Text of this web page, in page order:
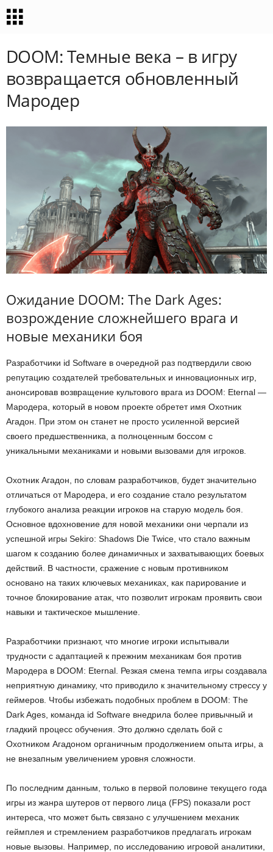
DOOM: Темные века – в игру
возвращается обновленный
Мародер
Ожидание DOOM: The Dark Ages:
возрождение сложнейшего врага и
новые механики боя
Разработчики id Software в очередной раз подтвердили свою
репутацию создателей требовательных и инновационных игр,
анонсировав возвращение культового врага из DOOM: Eternal —
Мародера, который в новом проекте обретет имя Охотник
Агадон. При этом он станет не просто усиленной версией
своего предшественника, а полноценным боссом с
уникальными механиками и новыми вызовами для игроков.
Охотник Агадон, по словам разработчиков, будет значительно
отличаться от Мародера, и его создание стало результатом
глубокого анализа реакции игроков на старую модель боя.
Основное вдохновение для новой механики они черпали из
успешной игры Sekiro: Shadows Die Twice, что стало важным
шагом к созданию более динамичных и захватывающих боевых
действий. В частности, сражение с новым противником
основано на таких ключевых механиках, как парирование и
точное блокирование атак, что позволит игрокам проявить свои
навыки и тактическое мышление.
Разработчики признают, что многие игроки испытывали
трудности с адаптацией к прежним механикам боя против
Мародера в DOOM: Eternal. Резкая смена темпа игры создавала
неприятную динамику, что приводило к значительному стрессу у
геймеров. Чтобы избежать подобных проблем в DOOM: The
Dark Ages, команда id Software внедрила более привычный и
гладкий процесс обучения. Это должно сделать бой с
Охотником Агадоном органичным продолжением опыта игры, а
не внезапным увеличением уровня сложности.
По последним данным, только в первой половине текущего года
игры из жанра шутеров от первого лица (FPS) показали рост
интереса, что может быть связано с улучшением механик
геймплея и стремлением разработчиков предлагать игрокам
новые вызовы. Например, по исследованию игровой аналитики,